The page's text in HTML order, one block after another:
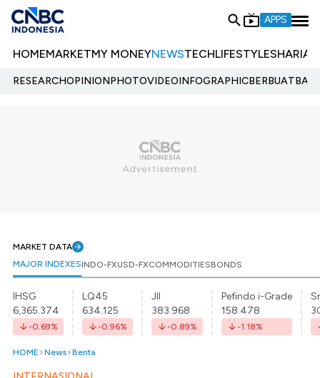
APPS
HOMEMARKETMY MONEYNEWSTECHLIFESTYLESHARIA
RESEARCHOPINIONPHOTOVIDEOINFOGRAPHIC
MARKET DATA
MAJOR INDEXESINDO-FXUSD-FXCOMMODITIESBONDS
IHSG
6,365.374
-0.69%
LQ45
634.125
-0.96%
JII
383.968
-0.89%
Pefindo i-Grade
158.478
-1.18%
HOME News Berita